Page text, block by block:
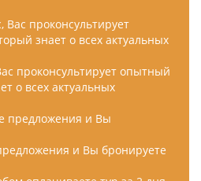
проконсультирует опытный
о всех актуальных
и Вы бронируете